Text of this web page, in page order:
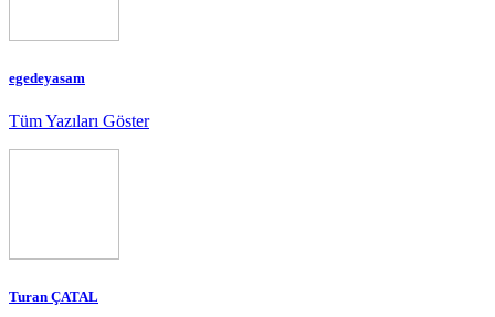
egedeyasam
Tüm Yazıları Göster
Turan ÇATAL